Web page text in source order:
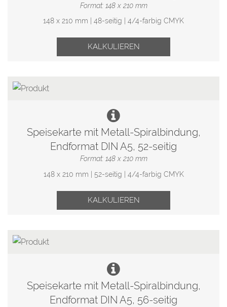
Format: 148 x 210 mm
148 x 210 mm | 48-seitig | 4/4-farbig CMYK
KALKULIEREN
Speisekarte mit Metall-Spiralbindung,
Endformat DIN A5, 52-seitig
Format: 148 x 210 mm
148 x 210 mm | 52-seitig | 4/4-farbig CMYK
KALKULIEREN
Speisekarte mit Metall-Spiralbindung,
Endformat DIN A5, 56-seitig